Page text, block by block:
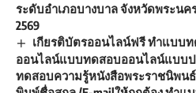
ระดับอำเภอบางบาล จังหวัดพระน
2569
เกียรติบัตรออนไลน์ฟรี ทำแบบ
ออนไลน์แบบทดสอบออนไลน์แบบป
ทดสอบความรู้หนังสือพระราชนิพน